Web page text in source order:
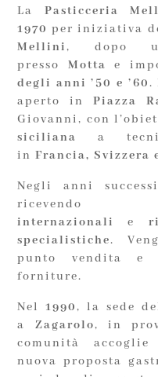
La Pasticceria
1970 per iniziativa
Mellini, dopo
presso Motta e
degli anni ’50 e ’60.
aperto in Piazza
Giovanni, con
siciliana
a
inFrancia, Svizzera
Negli anni
internazionali
e
specialistiche.
punto vendita e
forniture.
Nel1990, la sede
a Zagarolo, in
comunità
nuova proposta